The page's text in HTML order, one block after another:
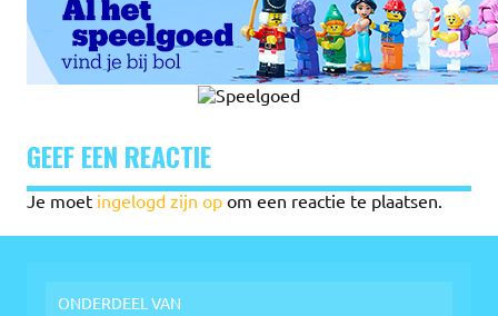
GEEF EEN REACTIE
Je moet ingelogd zijn op om een reactie te plaatsen.
ONDERDEEL VAN